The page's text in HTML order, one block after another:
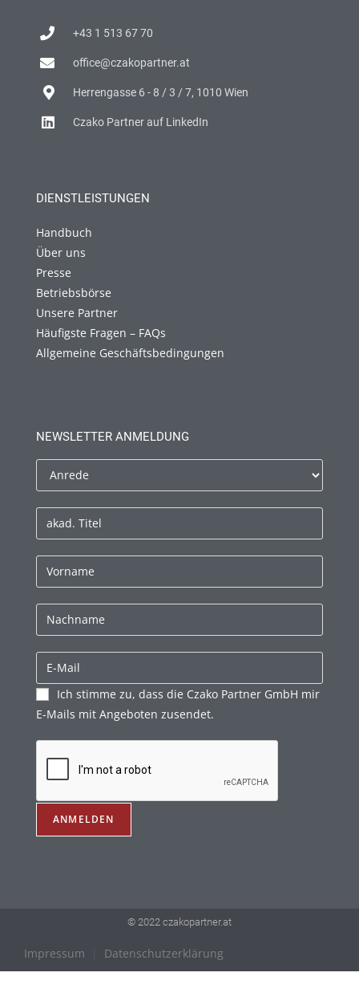
+43 1 513 67 70
office@czakopartner.at
Herrengasse 6 - 8 / 3 / 7, 1010 Wien
Czako Partner auf LinkedIn
DIENSTLEISTUNGEN
Handbuch
Über uns
Presse
Betriebsbörse
Unsere Partner
Häufigste Fragen – FAQs
Allgemeine Geschäftsbedingungen
NEWSLETTER ANMELDUNG
Ich stimme zu, dass die Czako Partner GmbH mir
E-Mails mit Angeboten zusendet.
© 2022 czakopartner.at
Impressum Datenschutzerklärung